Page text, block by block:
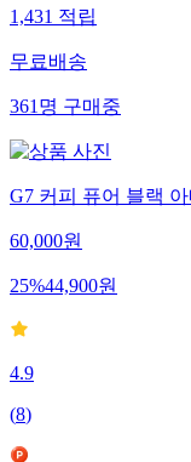
1,431적립
무료배송
361명구매중
G7 커피 퓨어 블랙
60,000원
25%44,900원
4.9
(8)